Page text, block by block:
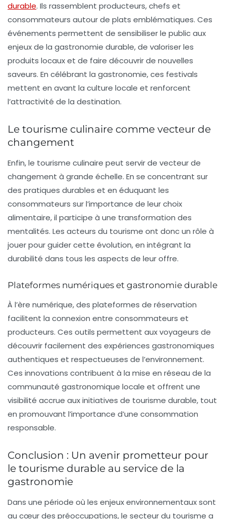
durable. Ils rassemblent producteurs, chefs et
consommateurs autour de plats emblématiques. Ces
événements permettent de sensibiliser le public aux
enjeux de la gastronomie durable, de valoriser les
produits locaux et de faire découvrir de nouvelles
saveurs. En célébrant la gastronomie, ces festivals
mettent en avant la culture locale et renforcent
l’attractivité de la destination.
Le tourisme culinaire comme vecteur de
changement
Enfin, le tourisme culinaire peut servir de vecteur de
changement à grande échelle. En se concentrant sur
des pratiques durables et en éduquant les
consommateurs sur l’importance de leur choix
alimentaire, il participe à une transformation des
mentalités. Les acteurs du tourisme ont donc un rôle à
jouer pour guider cette évolution, en intégrant la
durabilité dans tous les aspects de leur offre.
Plateformes numériques et gastronomie durable
À l’ère numérique, des plateformes de réservation
facilitent la connexion entre consommateurs et
producteurs. Ces outils permettent aux voyageurs de
découvrir facilement des expériences gastronomiques
authentiques et respectueuses de l’environnement.
Ces innovations contribuent à la mise en réseau de la
communauté gastronomique locale et offrent une
visibilité accrue aux initiatives de tourisme durable, tout
en promouvant l’importance d’une consommation
responsable.
Conclusion : Un avenir prometteur pour
le tourisme durable au service de la
gastronomie
Dans une période où les enjeux environnementaux sont
au cœur des préoccupations, le secteur du tourisme a